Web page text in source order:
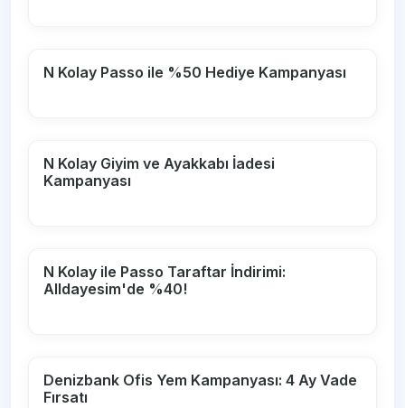
N Kolay Passo ile %50 Hediye Kampanyası
N Kolay Giyim ve Ayakkabı İadesi
Kampanyası
N Kolay ile Passo Taraftar İndirimi:
Alldayesim'de %40!
Denizbank Ofis Yem Kampanyası: 4 Ay Vade
Fırsatı